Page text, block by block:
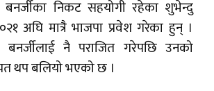
निकट सहयोगी रहेका शुभेन्दु
अघि मात्रै भाजपा प्रवेश गरेका हुन् ।
नै पराजित गरेपछि उनको
थप बलियो भएको छ ।